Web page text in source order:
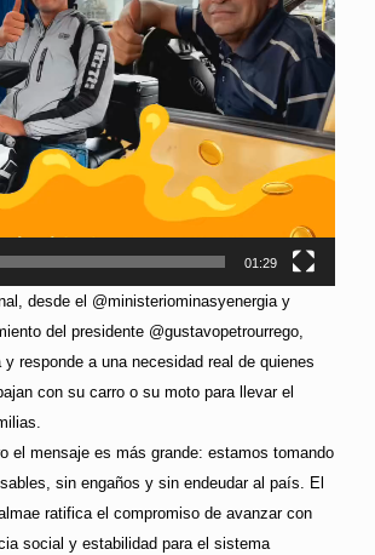
01:29
desde el @ministeriominasyenergia y
del presidente @gustavopetrourrego,
responde a una necesidad real de quienes
con su carro o su moto para llevar el
el mensaje es más grande: estamos tomando
sin engaños y sin endeudar al país. El
ratifica el compromiso de avanzar con
social y estabilidad para el sistema